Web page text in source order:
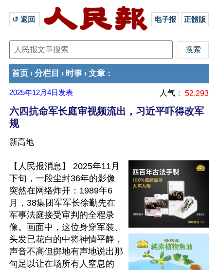
↺ 返回 电子报 正體版
首页 › 分栏目 › 时事 › 文章 ：
2025年12月4日 发表 人气： 52,293
六四抗命军长庭审视频流出，习近平吓得改军
规
新高地
【人民报消息】 2025年11月
下旬，一段尘封36年的影像
突然在网络炸开：1989年6
月，38集团军军长徐勤先在
军事法庭接受审判的全程录
像。画面中，这位身穿军装、
头发已花白的中将神情平静，
声音不高但掷地有声地说出那
句足以让在场所有人窒息的